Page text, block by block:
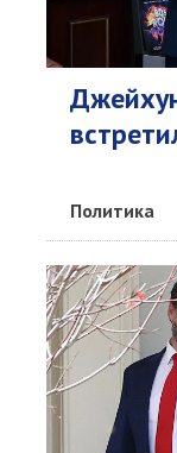
Политика